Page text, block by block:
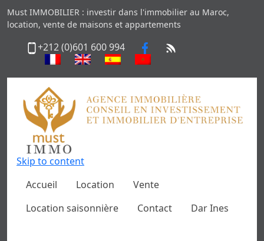
Must IMMOBILIER : investir dans l'immobilier au Maroc,
location, vente de maisons et appartements
+212 (0)601 600 994
Skip to content
Accueil
Location
Vente
Location saisonnière
Contact Dar Ines